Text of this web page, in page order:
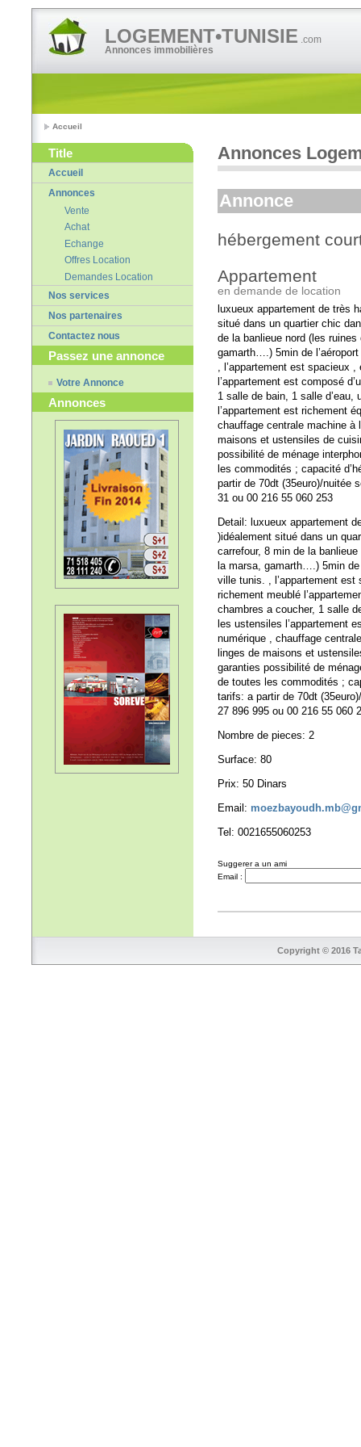
LOGEMENT•TUNISIE .com
Annonces immobilières
Accueil
Title
Accueil
Annonces
Vente
Achat
Echange
Offres Location
Demandes Location
Nos services
Nos partenaires
Contactez nous
Passez une annonce
Votre Annonce
Annonces
Annonces
Annonce
hébergement
Appartement
en demande de location
luxueux appartement de très
situé dans un quartier chic
de la banlieue nord (les
gamarth….) 5min de
, l’appartement est spacieux
l’appartement est composé
1 salle de bain, 1 salle
l’appartement est richement
chauffage centrale machine
maisons et ustensiles de
possibilité de ménage
les commodités ; capacité
partir de 70dt (35euro)/nuitée
31 ou 00 216 55 060 253
Detail: luxueux appartement
)idéalement situé dans un
carrefour, 8 min de la
la marsa, gamarth….) 5min
ville tunis. , l’appartement
richement meublé
chambres a coucher, 1 salle
les ustensiles l’appartement
numérique , chauffage
linges de maisons et
garanties possibilité de
de toutes les commodités ;
tarifs: a partir de 70dt
27 896 995 ou 00 216 55 060
Nombre de pieces: 2
Surface: 80
Prix: 50 Dinars
Email:
Tel: 0021655060253
Suggerer a un ami
Email :
Copyright © 2016